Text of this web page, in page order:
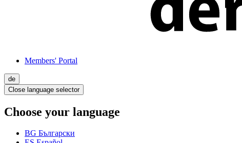
Members' Portal
de
Close language selector
Choose your language
BG Български